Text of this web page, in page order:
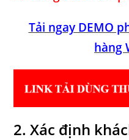
Tải ngay DEMO
hàng
2. Xác định